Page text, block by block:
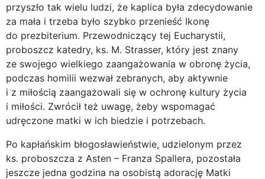
przyszło tak wielu ludzi, że kaplica była zdecydowanie
za mała i trzeba było szybko przenieść Ikonę
do prezbiterium. Przewodniczący tej Eucharystii,
proboszcz katedry, ks. M. Strasser, który jest znany
ze swojego wielkiego zaangażowania w obronę życia,
podczas homilii wezwał zebranych, aby aktywnie
i z miłością zaangażowali się w ochronę kultury życia
i miłości. Zwrócił też uwagę, żeby wspomagać
udręczone matki w ich biedzie i potrzebach.
Po kapłańskim błogosławieństwie, udzielonym przez
ks. proboszcza z Asten – Franza Spallera, pozostała
jeszcze jedna godzina na osobistą adorację Matki